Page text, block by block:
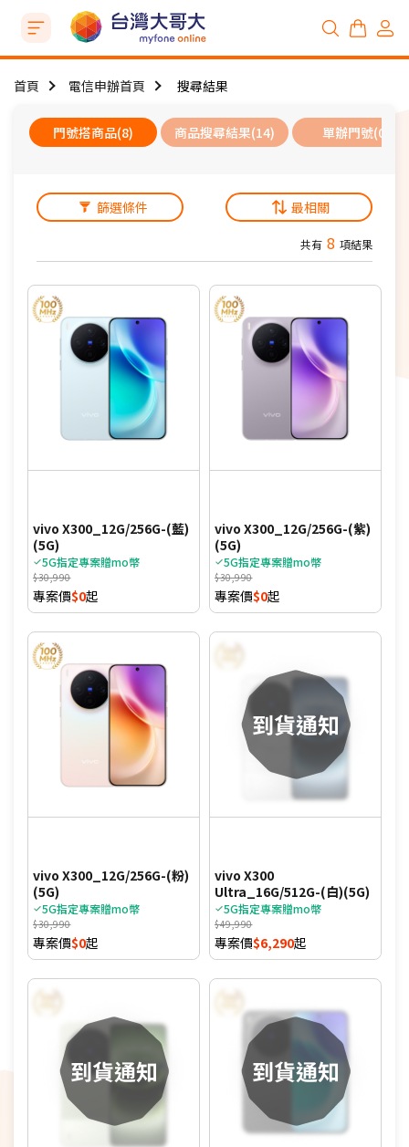
首頁 電信申辦首頁 搜尋結果
門號搭商品(8) 商品搜尋結果(14) 單辦門號(0)
篩選條件 最相關
共有 8 項結果
vivo X300_12G/256G-(藍)
(5G)
5G指定專案贈mo幣
$30,990
專案價$0起
vivo X300_12G/256G-(紫)
(5G)
5G指定專案贈mo幣
$30,990
專案價$0起
vivo X300_12G/256G-(粉)
(5G)
5G指定專案贈mo幣
$30,990
專案價$0起
vivo X300
Ultra_16G/512G-(白)(5G)
5G指定專案贈mo幣
$49,990
專案價$6,290起